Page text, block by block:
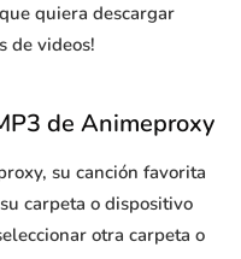
quiera descargar
de videos!
de Animeproxy
su canción favorita
carpeta o dispositivo
otra carpeta o